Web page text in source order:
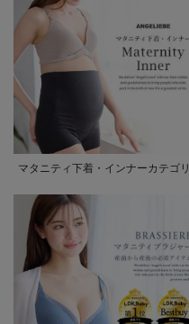
マタニティ下着・インナーカテゴリ